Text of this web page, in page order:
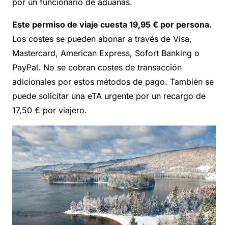
por un funcionario de aduanas.
Este permiso de viaje cuesta 19,95 € por persona.
Los costes se pueden abonar a través de Visa,
Mastercard, American Express, Sofort Banking o
PayPal. No se cobran costes de transacción
adicionales por estos métodos de pago. También se
puede solicitar una eTA urgente por un recargo de
17,50 € por viajero.